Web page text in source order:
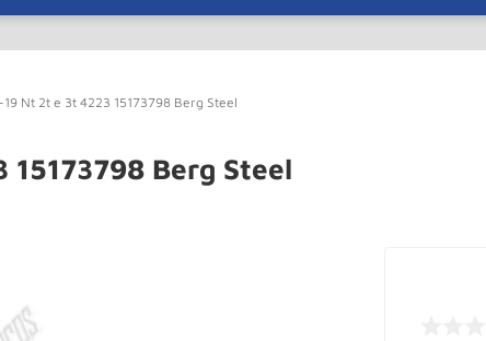
Nt 2t e 3t 4223 15173798 Berg Steel
Berg Steel